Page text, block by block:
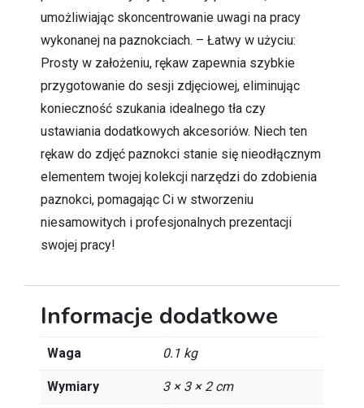
umożliwiając skoncentrowanie uwagi na pracy
wykonanej na paznokciach. – Łatwy w użyciu:
Prosty w założeniu, rękaw zapewnia szybkie
przygotowanie do sesji zdjęciowej, eliminując
konieczność szukania idealnego tła czy
ustawiania dodatkowych akcesoriów. Niech ten
rękaw do zdjęć paznokci stanie się nieodłącznym
elementem twojej kolekcji narzędzi do zdobienia
paznokci, pomagając Ci w stworzeniu
niesamowitych i profesjonalnych prezentacji
swojej pracy!
Informacje dodatkowe
Waga 0.1 kg
Wymiary 3 × 3 × 2 cm